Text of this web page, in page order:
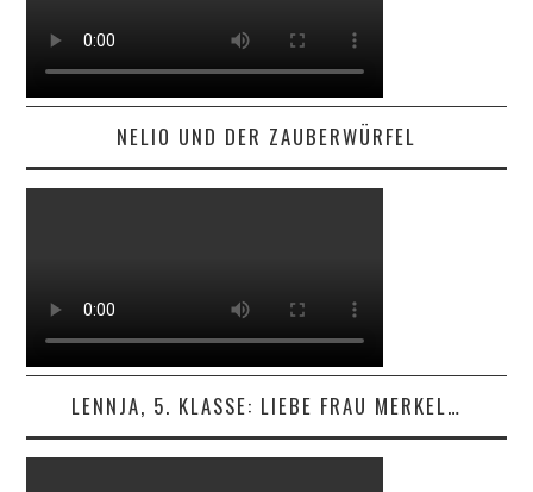
NELIO UND DER ZAUBERWÜRFEL
LENNJA, 5. KLASSE: LIEBE FRAU MERKEL…